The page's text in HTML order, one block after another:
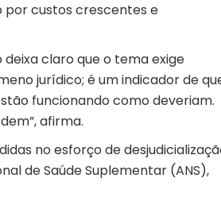
por custos crescentes e
deixa claro que o tema exige
jurídico; é um indicador de
funcionando como deveriam.
afirma.
no esforço de
de Saúde Suplementar (ANS),